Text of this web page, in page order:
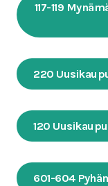
117-119
220
120
601-604